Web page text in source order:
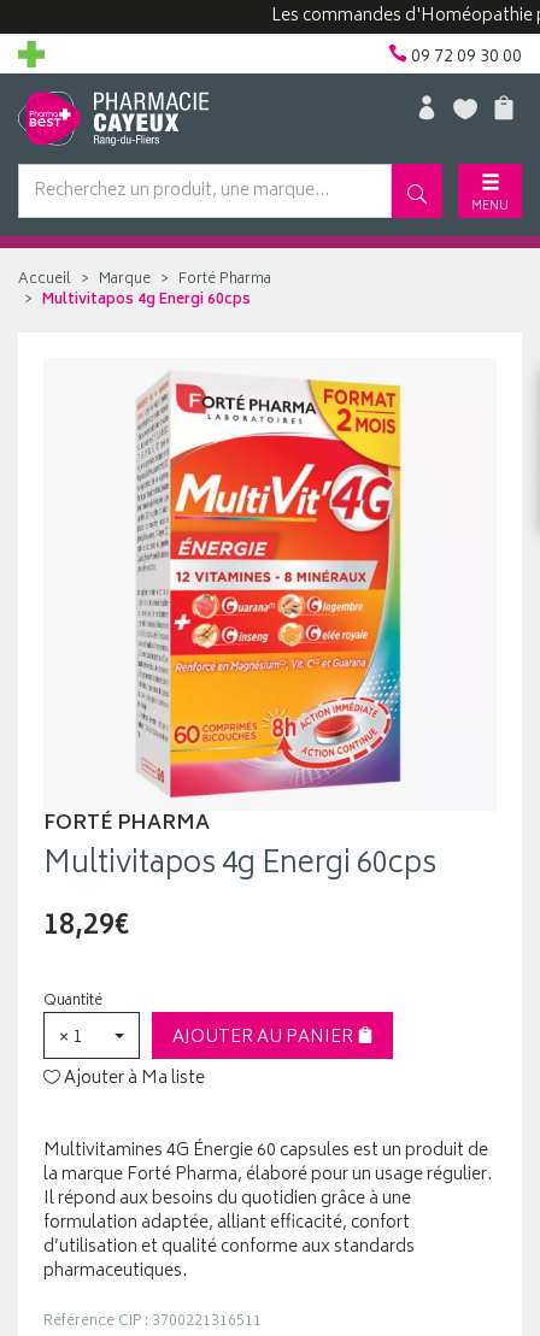
Les commandes d'Homéopathie
09 72 09 30 00
MENU
Accueil Marque
Forté Pharma
Multivitapos 4g Energi 60cps
FORTÉ PHARMA
Multivitapos 4g Energi 60cps
18,29€
Quantité
× 1
AJOUTER AU PANIER
Ajouter à Ma liste
Multivitamines 4G Énergie 60 capsules est un produit de
la marque Forté Pharma, élaboré pour un usage régulier.
Il répond aux besoins du quotidien grâce à une
formulation adaptée, alliant efficacité, confort
d’utilisation et qualité conforme aux standards
pharmaceutiques.
Référence CIP : 3700221316511